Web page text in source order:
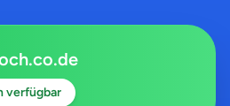
verfügbar